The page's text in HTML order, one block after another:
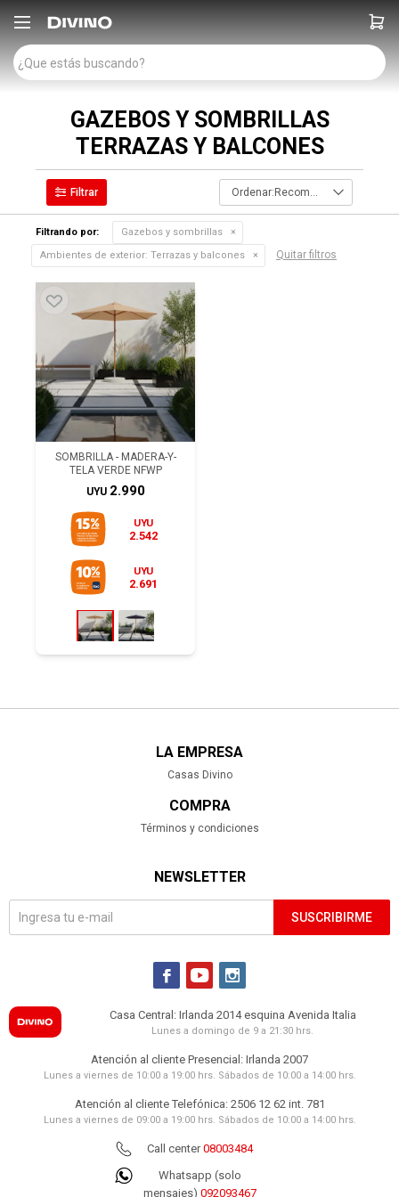

GAZEBOS Y SOMBRILLAS
TERRAZAS Y BALCONES
Recomendados
Filtrando por:
Gazebos y sombrillas
Ambientes de exterior: Terrazas y balcones Quitar filtros
SOMBRILLA - MADERA-Y-
TELA VERDE NFWP
UYU 2.990
UYU
2.542
UYU
2.691
LA EMPRESA
Casas Divino
COMPRA
Términos y condiciones
NEWSLETTER
SUSCRIBIRME
  
Casa Central: Irlanda 2014 esquina Avenida Italia
Lunes a domingo de 9 a 21:30 hrs.
Atención al cliente Presencial: Irlanda 2007
Lunes a viernes de 10:00 a 19:00 hrs. Sábados de 10:00 a 14:00 hrs.
Atención al cliente Telefónica: 2506 12 62 int. 781
Lunes a viernes de 09:00 a 19:00 hrs. Sábados de 10:00 a 14:00 hrs.
Call center08003484
Whatsapp (solo
mensajes) 092093467